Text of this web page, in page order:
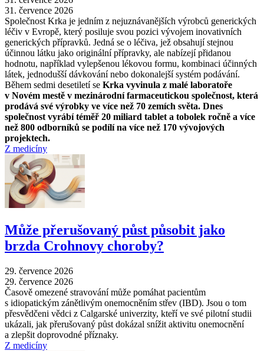
31. července 2026
Společnost Krka je jedním z nejuznávanějších výrobců generických
léčiv v Evropě, který posiluje svou pozici vývojem inovativních
generických přípravků. Jedná se o léčiva, jež obsahují stejnou
účinnou látku jako originální přípravky, ale nabízejí přidanou
hodnotu, například vylepšenou lékovou formu, kombinaci účinných
látek, jednodušší dávkování nebo dokonalejší systém podávání.
Během sedmi desetiletí se Krka vyvinula z malé laboratoře
v Novém mestě v mezinárodní farmaceutickou společnost, která
prodává své výrobky ve více než 70 zemích světa. Dnes
společnost vyrábí téměř 20 miliard tablet a tobolek ročně a více
než 800 odborníků se podílí na více než 170 vývojových
projektech.
Z medicíny
Může přerušovaný půst působit jako
brzda Crohnovy choroby?
29. července 2026
29. července 2026
Časově omezené stravování může pomáhat pacientům
s idiopatickým zánětlivým onemocněním střev (IBD). Jsou o tom
přesvědčeni vědci z Calgarské univerzity, kteří ve své pilotní studii
ukázali, jak přerušovaný půst dokázal snížit aktivitu onemocnění
a zlepšit doprovodné příznaky.
Z medicíny